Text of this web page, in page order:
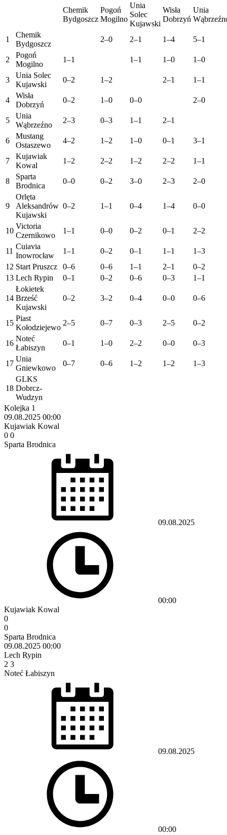
Chemik
Bydgoszcz
Pogoń
Mogilno
Unia
Solec
Kujawski
Wisła
Dobrzyń
Unia
1
Chemik
Bydgoszcz
2–0 2–1 1–4 5–1
2
Pogoń
Mogilno
1–1 1–1 1–0 1–0
3
Unia Solec
Kujawski
0–2 1–2 2–1 1–1
4
Wisła
Dobrzyń
0–2 1–0 0–0 2–0
5
Unia
Wąbrzeźno
2–3 0–3 1–1 2–1
6
Mustang
Ostaszewo
4–2 1–2 1–0 0–1 3–1
7
Kujawiak
Kowal
1–2 2–2 1–2 2–2 1–1
8
Sparta
Brodnica
0–0 0–2 3–0 2–3 2–0
9
Orlęta
Aleksandrów
Kujawski
0–2 1–1 0–4 1–4 0–0
10
Victoria
Czernikowo
1–1 0–0 0–2 0–1 2–2
11
Cuiavia
Inowrocław
1–1 0–2 0–1 1–1
1–3
12 Start Pruszcz 0–6 0–6 1–1 2–1
0–2
13 Lech Rypin 0–1 0–2 0–6 0–3 1–1
14
Łokietek
Brześć
Kujawski
0–2 3–2 0–4 0–0 0–6
15
Piast
Kołodziejewo
2–5 0–7 0–3 2–5 0–2
16
Noteć
Łabiszyn
0–1 1–0 2–2 0–0 0–3
17
Unia
Gniewkowo
0–7 0–6 1–2 1–2 1–3
18
GLKS
Dobrcz-
Wudzyn
Kolejka 1
09.08.2025 00:00
Kujawiak Kowal
0 0
Sparta Brodnica
09.08.2025
00:00
Kujawiak Kowal
0
0
Sparta Brodnica
09.08.2025 00:00
Lech Rypin
2 3
Noteć Łabiszyn
09.08.2025
00:00